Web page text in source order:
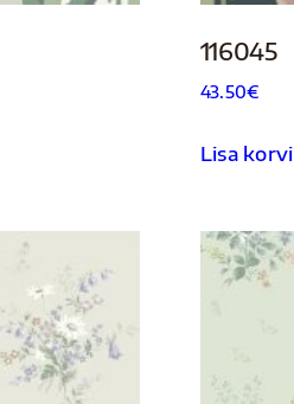
116045
43.50€
Lisa korvi